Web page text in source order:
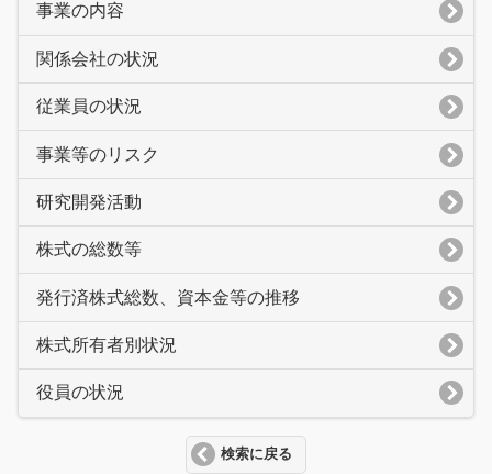
事業の内容
関係会社の状況
従業員の状況
事業等のリスク
研究開発活動
株式の総数等
発行済株式総数、資本金等の推移
株式所有者別状況
役員の状況
検索に戻る